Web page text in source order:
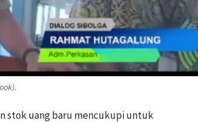
stok uang baru mencukupi untuk